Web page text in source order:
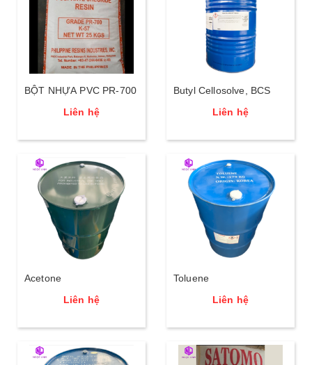
BỘT NHỰA PVC PR-700
Liên hệ
Butyl Cellosolve, BCS
Liên hệ
Acetone
Liên hệ
Toluene
Liên hệ